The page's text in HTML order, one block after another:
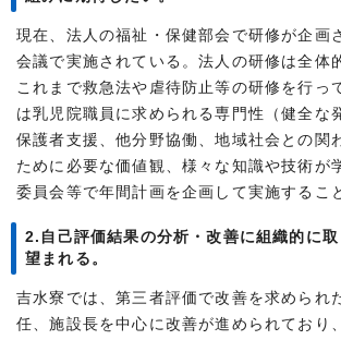
現在、法人の福祉・保健部会で研修が企画
会議で実施されている。法人の研修は全体
これまで救急法や虐待防止等の研修を行っ
は乳児院職員に求められる専門性（健全な
保護者支援、他分野協働、地域社会との関
ために必要な価値観、様々な知識や技術が
委員会等で年間計画を企画して実施するこ
2.自己評価結果の分析・改善に組織的に
望まれる。
吉水寮では、第三者評価で改善を求められ
任、施設長を中心に改善が進められており